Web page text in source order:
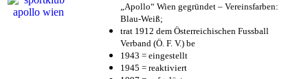
„Apollo“ Wien gegründet – Vereinsfarben:
Blau-Weiß;
trat 1912 dem Österreichischen Fussball
Verband (Ö. F. V.) be
1943 = eingestellt
1945 = reaktiviert